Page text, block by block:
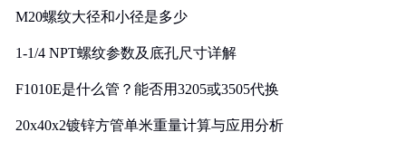
M20螺纹大径和小径是多少
1-1/4 NPT螺纹参数及底孔尺寸详解
F1010E是什么管？能否用3205或3505代换
20x40x2镀锌方管单米重量计算与应用分析